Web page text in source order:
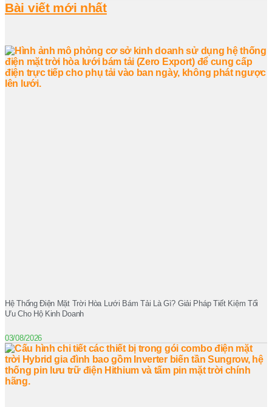
Bài viết mới nhất
Hệ Thống Điện Mặt Trời Hòa Lưới Bám Tải Là Gì? Giải Pháp Tiết Kiệm Tối
Ưu Cho Hộ Kinh Doanh
03/08/2026